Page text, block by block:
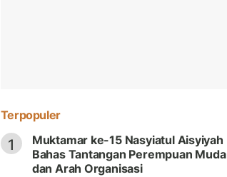
Terpopuler
1
Muktamar ke-15 Nasyiatul Aisyiyah
Bahas Tantangan Perempuan Muda
dan Arah Organisasi